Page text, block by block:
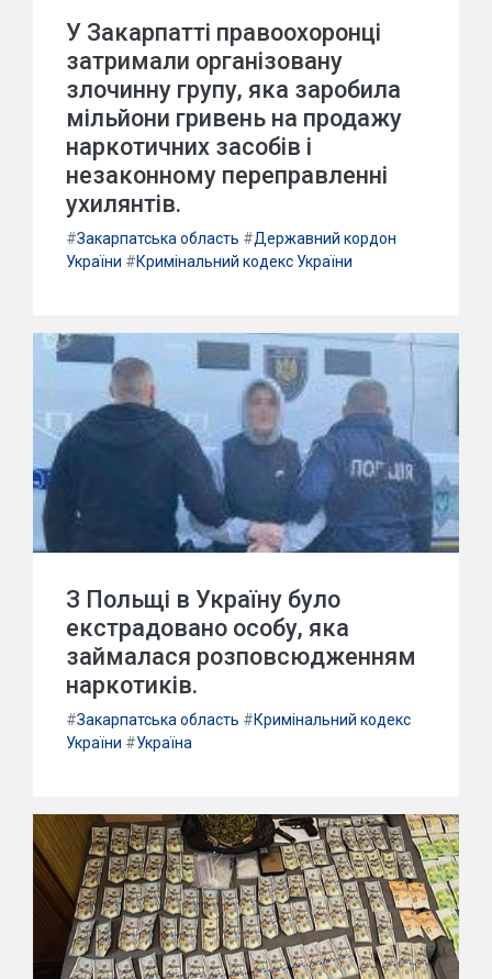
У Закарпатті правоохоронці
затримали організовану
злочинну групу, яка заробила
мільйони гривень на продажу
наркотичних засобів і
незаконному переправленні
ухилянтів.
#Закарпатська область #Державний кордон
України #Кримінальний кодекс України
З Польщі в Україну було
екстрадовано особу, яка
займалася розповсюдженням
наркотиків.
#Закарпатська область #Кримінальний кодекс
України #Україна